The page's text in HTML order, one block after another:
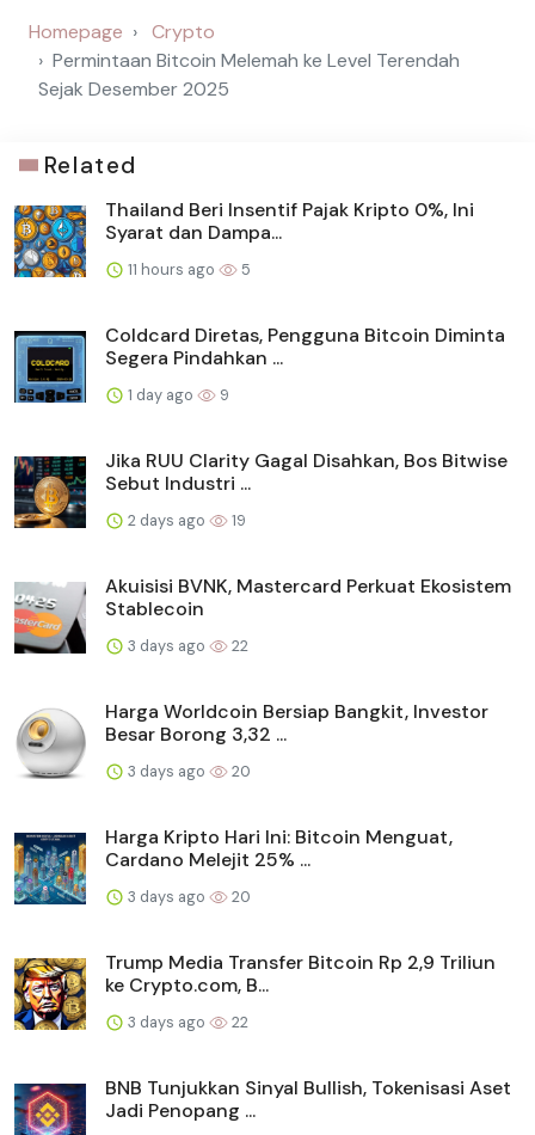
Homepage
Crypto
Permintaan Bitcoin Melemah ke Level Terendah
Sejak Desember 2025
Related
Thailand Beri Insentif Pajak Kripto 0%, Ini
Syarat dan Dampa...
11 hours ago 5
Coldcard Diretas, Pengguna Bitcoin Diminta
Segera Pindahkan ...
1 day ago 9
Jika RUU Clarity Gagal Disahkan, Bos Bitwise
Sebut Industri ...
2 days ago 19
Akuisisi BVNK, Mastercard Perkuat Ekosistem
Stablecoin
3 days ago 22
Harga Worldcoin Bersiap Bangkit, Investor
Besar Borong 3,32 ...
3 days ago 20
Harga Kripto Hari Ini: Bitcoin Menguat,
Cardano Melejit 25% ...
3 days ago 20
Trump Media Transfer Bitcoin Rp 2,9 Triliun
ke Crypto.com, B...
3 days ago 22
BNB Tunjukkan Sinyal Bullish, Tokenisasi Aset
Jadi Penopang ...